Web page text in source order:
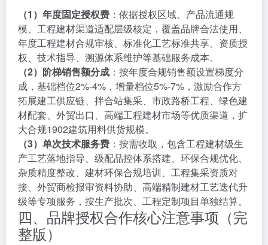
（1）年度固定授权费 ：依据授权区域、产品流通规
模、工程建材渠道适配层级核定，覆盖品牌合法使用、
年度工程建材合规审核、标准化工艺标准共享、资质授
权、技术指导、溯源体系维护等基础服务成本。
（2）阶梯销售额分成 ：按年度合规销售额设置梯度分
成，基础档位2%-4%，增量档位5%-7%，激励合作方
拓展建工供应链、拌合站集采、市政路桥工程、绿色建
材配套、外贸出口、高端工程建材市场等优质渠道，扩
大合规1902建筑用料供货规模。
（3）单次技术服务费 ：按需收取，包含工程建材级生
产工艺落地指导、级配品控体系搭建、环保合规优化、
杂质精度整改、建材环保合规培训、工程集采资质对
接、外贸商检报审资料协助、高端精制建材工艺迭代升
级等专项服务，按生产批次、工程定制项目单独结算。
四、品牌授权合作核心注意事项（完
整版）